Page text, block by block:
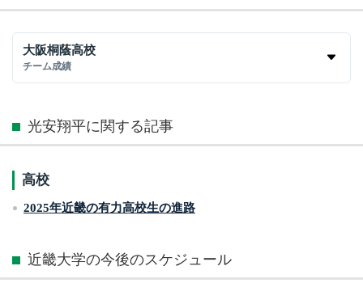
大阪桐蔭高校
チーム成績
光安翔平に関する記事
高校
2025年近畿の有力高校生の進路
近畿大学の今後のスケジュール